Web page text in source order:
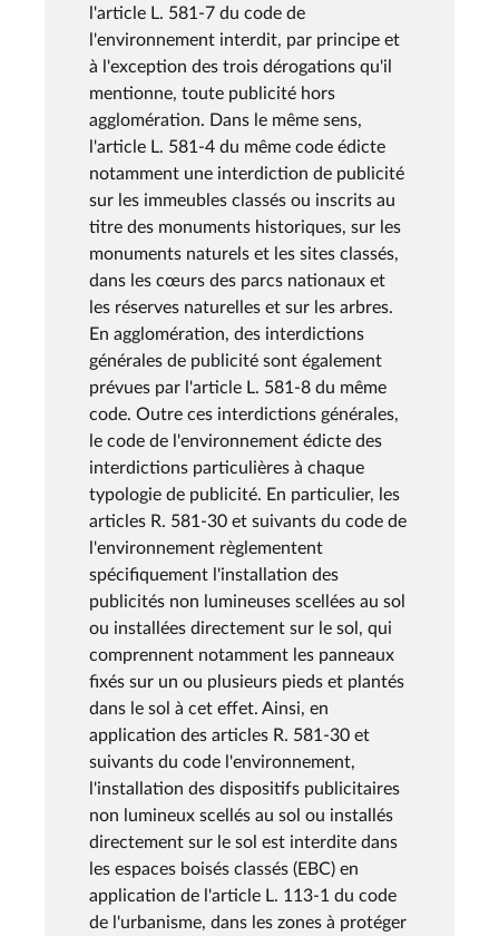
l'article L. 581-7 du code de
l'environnement interdit, par principe et
à l'exception des trois dérogations qu'il
mentionne, toute publicité hors
agglomération. Dans le même sens,
l'article L. 581-4 du même code édicte
notamment une interdiction de publicité
sur les immeubles classés ou inscrits au
titre des monuments historiques, sur les
monuments naturels et les sites classés,
dans les cœurs des parcs nationaux et
les réserves naturelles et sur les arbres.
En agglomération, des interdictions
générales de publicité sont également
prévues par l'article L. 581-8 du même
code. Outre ces interdictions générales,
le code de l'environnement édicte des
interdictions particulières à chaque
typologie de publicité. En particulier, les
articles R. 581-30 et suivants du code de
l'environnement règlementent
spécifiquement l'installation des
publicités non lumineuses scellées au sol
ou installées directement sur le sol, qui
comprennent notamment les panneaux
fixés sur un ou plusieurs pieds et plantés
dans le sol à cet effet. Ainsi, en
application des articles R. 581-30 et
suivants du code l'environnement,
l'installation des dispositifs publicitaires
non lumineux scellés au sol ou installés
directement sur le sol est interdite dans
les espaces boisés classés (EBC) en
application de l'article L. 113-1 du code
de l'urbanisme, dans les zones à protéger